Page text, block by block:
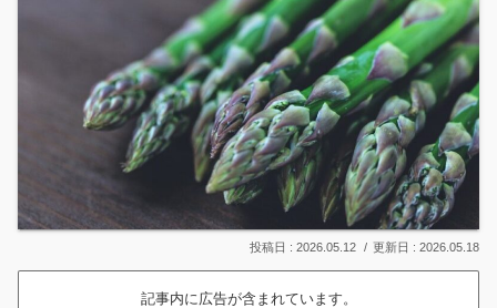
2026.05.12 2026.05.18
記事内に広告が含まれています。